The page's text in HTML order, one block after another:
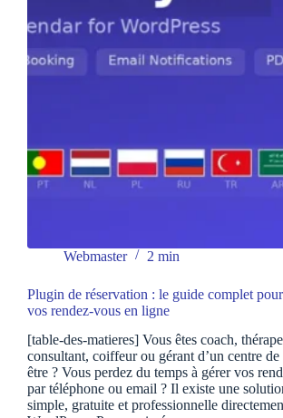
Webmaster 2 min
Plugin de réservation : le guide complet
vos rendez-vous en ligne
[table-des-matieres] Vous êtes coach,
consultant, coiffeur ou gérant d’un centre
être ? Vous perdez du temps à gérer vos
par téléphone ou email ? Il existe une
simple, gratuite et professionnelle